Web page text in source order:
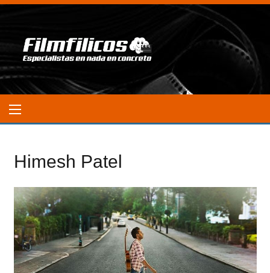
Himesh Patel